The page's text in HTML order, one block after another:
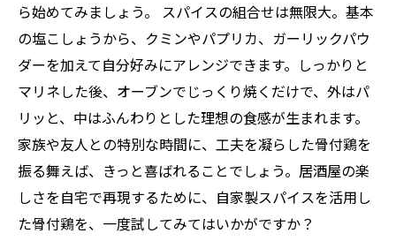
ら始めてみましょう。 スパイスの組合せは無限大。基本
の塩こしょうから、クミンやパプリカ、ガーリックパウ
ダーを加えて自分好みにアレンジできます。しっかりと
マリネした後、オーブンでじっくり焼くだけで、外はパ
リッと、中はふんわりとした理想の食感が生まれます。
家族や友人との特別な時間に、工夫を凝らした骨付鶏を
振る舞えば、きっと喜ばれることでしょう。居酒屋の楽
しさを自宅で再現するために、自家製スパイスを活用し
た骨付鶏を、一度試してみてはいかがですか？